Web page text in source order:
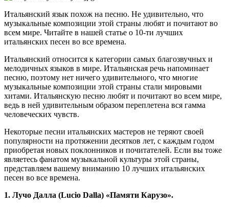
Итальянский язык похож на песню. Не удивительно, что
музыкальные композиции этой страны любят и почитают во
всем мире. Читайте в нашей статье о 10-ти лучших
итальянских песен во все времена.
Итальянский относится к категории самых благозвучных и
мелодичных языков в мире. Итальянская речь напоминает
песню, поэтому нет ничего удивительного, что многие
музыкальные композиции этой страны стали мировыми
хитами. Итальянскую песню любят и почитают во всем мире,
ведь в ней удивительным образом переплетена вся гамма
человеческих чувств.
Некоторые песни итальянских мастеров не теряют своей
популярности на протяжении десятков лет, с каждым годом
приобретая новых поклонников и почитателей. Если вы тоже
являетесь фанатом музыкальной культуры этой страны,
представляем вашему вниманию 10 лучших итальянских
песен во все времена.
1. Лучо Далла (Lucio Dalla) «Памяти Карузо».